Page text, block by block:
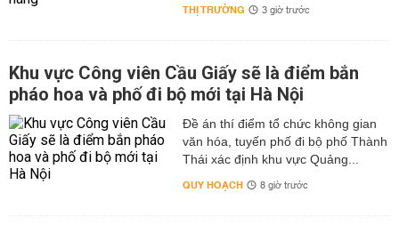
THỊ TRƯỜNG 3 giờ trước
Khu vực Công viên Cầu Giấy sẽ là điểm bắn
pháo hoa và phố đi bộ mới tại Hà Nội
Đề án thí điểm tổ chức không gian
văn hóa, tuyến phố đi bộ phố Thành
Thái xác định khu vực Quảng...
QUY HOẠCH 8 giờ trước